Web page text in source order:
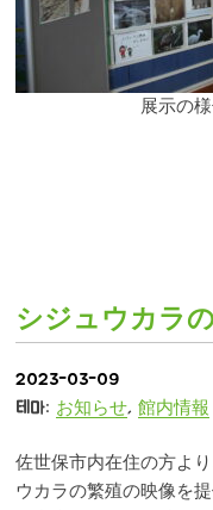
展示の様
シジュウカラ
2023-03-09
테마: お知らせ, 館内情報
佐世保市内在住の方よ
ウカラの繁殖の映像を